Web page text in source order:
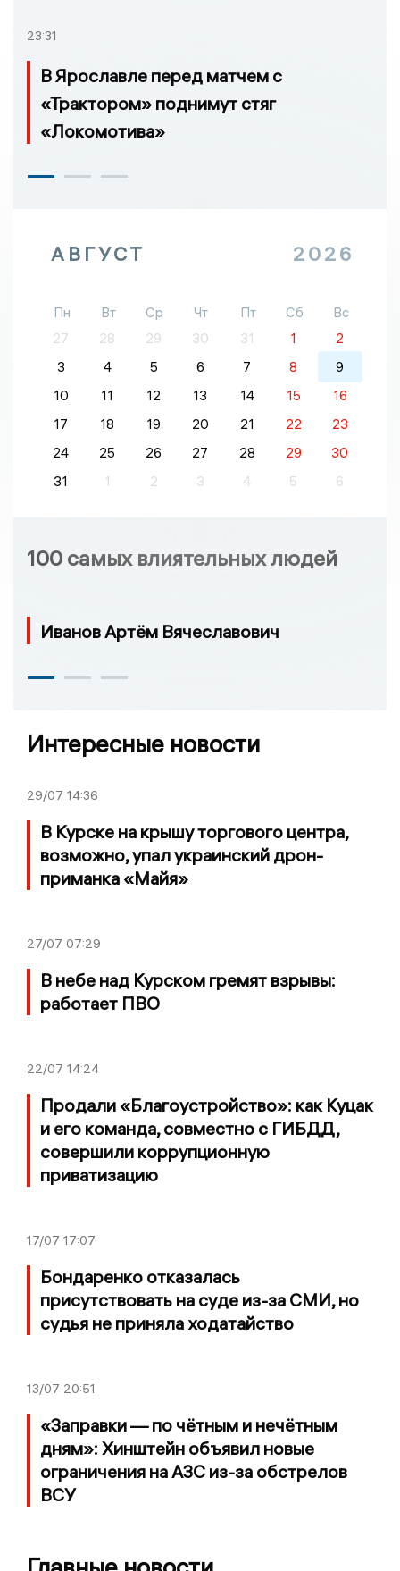
23:31
В Ярославле перед матчем с
«Трактором» поднимут стяг
«Локомотива»
АВГУСТ 2026
Пн Вт Ср Чт Пт Сб
Вс
27
28 29 30 31 1
2
3
4 5 6 7 8
9
10
11 12 13 14 15
16
17
18 19 20 21 22
23
24
25 26 27 28 29
30
31
1 2 3 4 5 6
100 самых влиятельных людей
Иванов Артём Вячеславович
Интересные новости
29/07 14:36
В Курске на крышу торгового центра,
возможно, упал украинский дрон-
приманка «Майя»
27/07 07:29
В небе над Курском гремят взрывы:
работает ПВО
22/07 14:24
Продали «Благоустройство»: как Куцак
и его команда, совместно с ГИБДД,
совершили коррупционную
приватизацию
17/07 17:07
Бондаренко отказалась
присутствовать на суде из-за СМИ, но
судья не приняла ходатайство
13/07 20:51
«Заправки — по чётным и нечётным
дням»: Хинштейн объявил новые
ограничения на АЗС из-за обстрелов
ВСУ